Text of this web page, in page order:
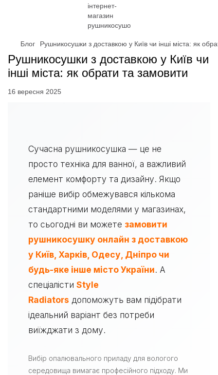
Блог Рушникосушки з доставкою у Київ чи інші міста: як
Рушникосушки з доставкою у Київ чи
інші міста: як обрати та замовити
16 вересня 2025
Сучасна рушникосушка — це не
просто техніка для ванної, а важливий
елемент комфорту та дизайну. Якщо
раніше вибір обмежувався кількома
стандартними моделями у магазинах,
то сьогодні ви можете замовити
рушникосушку онлайн з доставкою
у Київ, Харків, Одесу, Дніпро чи
будь-яке інше місто України. А
спеціалісти Style
Radiators допоможуть вам підібрати
ідеальний варіант без потреби
виїжджати з дому.
Вибір опалювального приладу для вологого
середовища вимагає професійного підходу. Ми